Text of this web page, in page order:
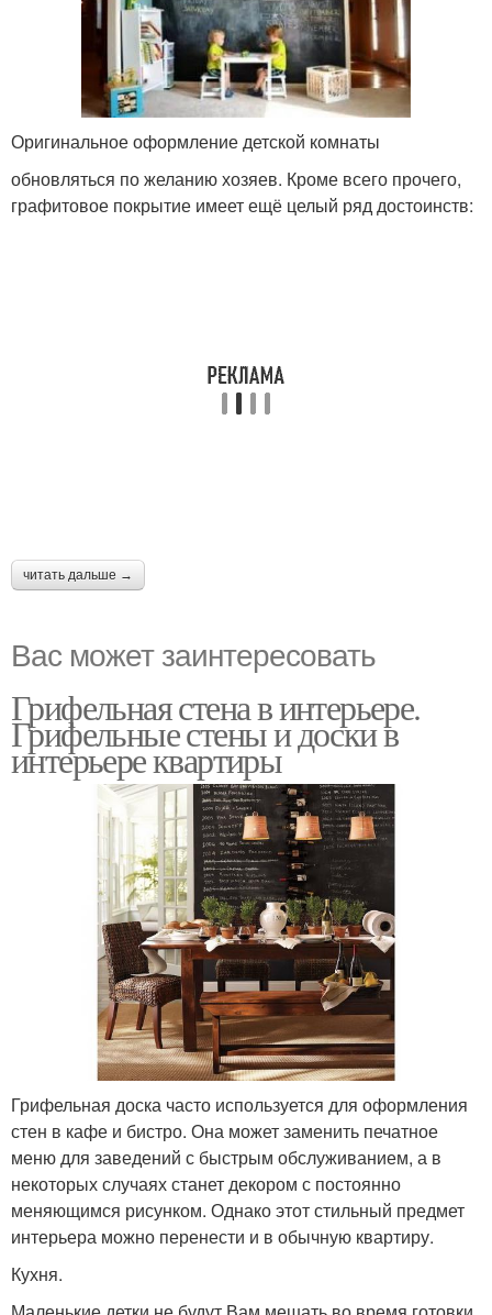
Оригинальное оформление детской комнаты
обновляться по желанию хозяев. Кроме всего прочего,
графитовое покрытие имеет ещё целый ряд достоинств:
читать дальше →
Вас может заинтересовать
Грифельная стена в интерьере.
Грифельные стены и доски в
интерьере квартиры
Грифельная доска часто используется для оформления
стен в кафе и бистро. Она может заменить печатное
меню для заведений с быстрым обслуживанием, а в
некоторых случаях станет декором с постоянно
меняющимся рисунком. Однако этот стильный предмет
интерьера можно перенести и в обычную квартиру.
Кухня.